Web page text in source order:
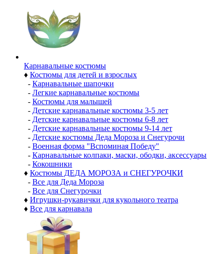
Карнавальные костюмы
♦ Костюмы для детей и взрослых
- Карнавальные шапочки
- Легкие карнавальные костюмы
- Костюмы для малышей
- Детские карнавальные костюмы 3-5 лет
- Детские карнавальные костюмы 6-8 лет
- Детские карнавальные костюмы 9-14 лет
- Детские костюмы Деда Мороза и Снегурочи
- Военная форма "Вспоминая Победу"
- Карнавальные колпаки, маски, ободки, аксессуары
- Кокошники
♦ Костюмы ДЕДА МОРОЗА и СНЕГУРОЧКИ
- Все для Деда Мороза
- Все для Снегурочки
♦ Игрушки-рукавички для кукольного театра
♦ Все для карнавала